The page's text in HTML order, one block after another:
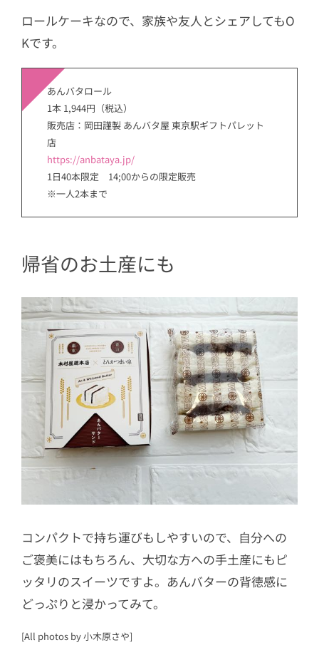
ロールケーキなので、家族や友人とシェアしてもO
Kです。
あんバタロール
1本 1,944円（税込）
販売店：岡田謹製 あんバタ屋 東京駅ギフトパレット
店
https://anbataya.jp/
1日40本限定 14;00からの限定販売
※一人2本まで
帰省のお土産にも
コンパクトで持ち運びもしやすいので、自分への
ご褒美にはもちろん、大切な方への手土産にもピ
ッタリのスイーツですよ。あんバターの背徳感に
どっぷりと浸かってみて。
[All photos by 小木原さや]